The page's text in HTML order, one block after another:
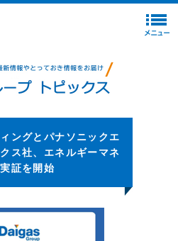
ングとパナソニックエ
ス社、エネルギーマネ
証を開始